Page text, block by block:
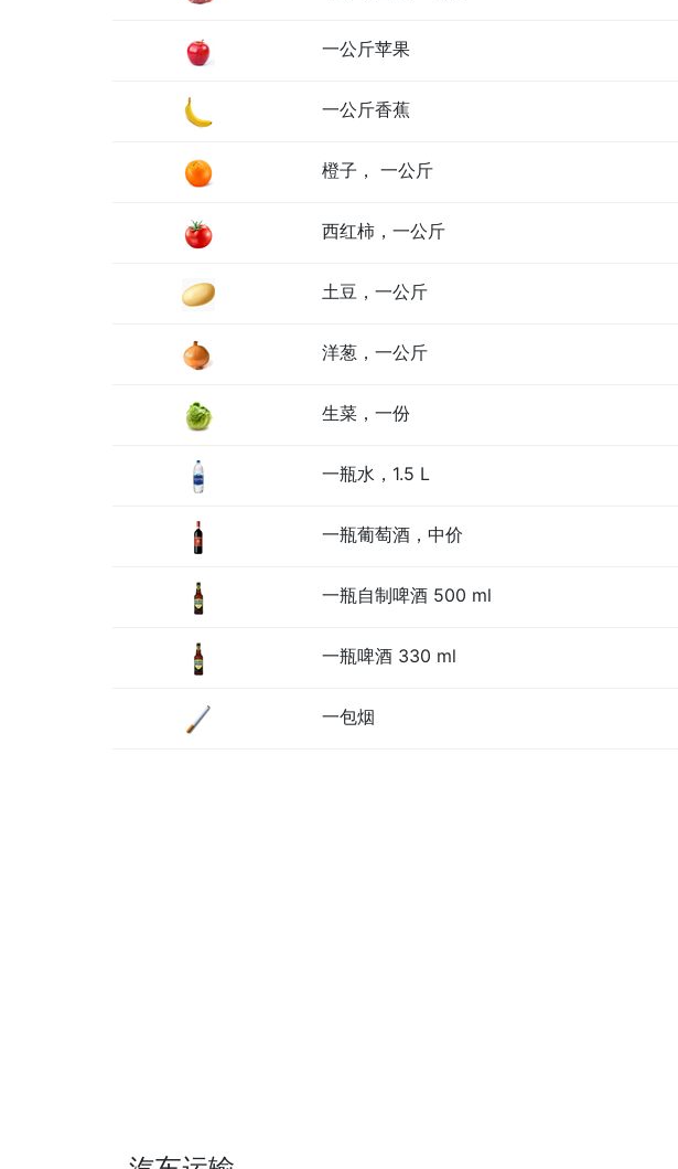
一公斤苹果
一公斤香蕉
橙子， 一公斤
西红柿，一公斤
土豆，一公斤
洋葱，一公斤
生菜，一份
一瓶水，1.5 L
一瓶葡萄酒，中价
一瓶自制啤酒 500 ml
一瓶啤酒 330 ml
一包烟